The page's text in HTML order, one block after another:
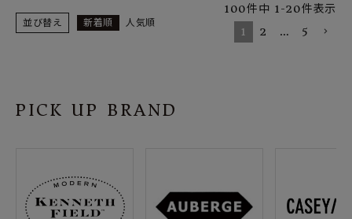
並び替え 新着順 人気順
100件中 1-20件表示
1
2 … 5
PICK UP BRAND